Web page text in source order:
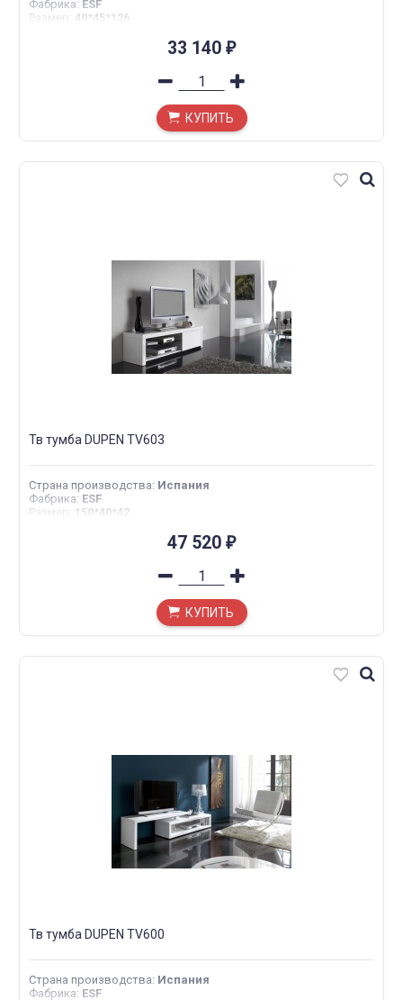
Фабрика: ESF
Размер : 40*45*126
33 140 ₽
КУПИТЬ
Тв тумба DUPEN TV603
Страна производства: Испания
Фабрика: ESF
Размер : 150*40*42
47 520 ₽
КУПИТЬ
Тв тумба DUPEN TV600
Страна производства: Испания
Фабрика: ESF